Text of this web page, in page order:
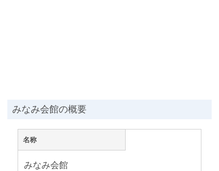
みなみ会館の概要
名称
みなみ会館